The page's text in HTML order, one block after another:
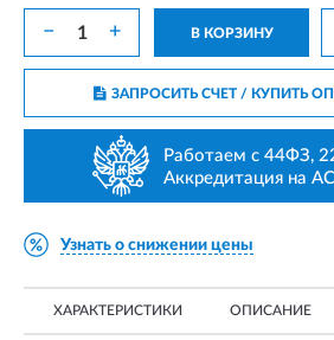
− + В КОРЗИНУ
ЗАПРОСИТЬ СЧЕТ / КУПИТЬ
Работаем с 44ФЗ,
Аккредитация на
Узнать о снижении цены
ХАРАКТЕРИСТИКИ ОПИСАНИЕ